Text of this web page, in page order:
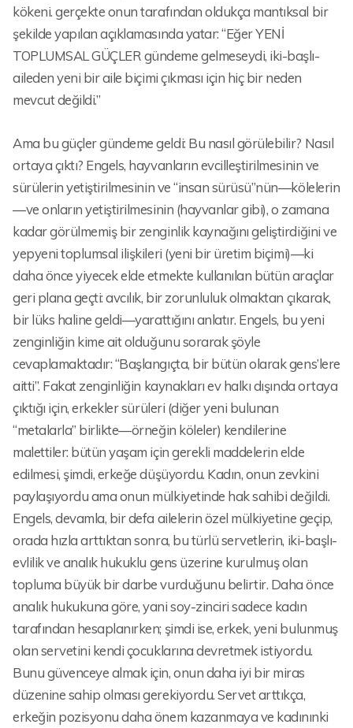
kökeni. gerçekte onun tarafından oldukça mantıksal bir
şekilde yapılan açıklamasında yatar: “Eğer YENİ
TOPLUMSAL GÜÇLER gündeme gelmeseydi, iki-başlı-
aileden yeni bir aile biçimi çıkması için hiç bir neden
mevcut değildi.”
Ama bu güçler gündeme geldi: Bu nasıl görülebilir? Nasıl
ortaya çıktı? Engels, hayvanların evcilleştirilmesinin ve
sürülerin yetiştirilmesinin ve “insan sürüsü”nün—kölelerin
—ve onların yetiştirilmesinin (hayvanlar gibi), o zamana
kadar görülmemiş bir zenginlik kaynağını geliştirdiğini ve
yepyeni toplumsal ilişkileri (yeni bir üretim biçimi)—ki
daha önce yiyecek elde etmekte kullanılan bütün araçlar
geri plana geçti: avcılık, bir zorunluluk olmaktan çıkarak,
bir lüks haline geldi—yarattığını anlatır. Engels, bu yeni
zenginliğin kime ait olduğunu sorarak şöyle
cevaplamaktadır: “Başlangıçta, bir bütün olarak gens’lere
aitti”. Fakat zenginliğin kaynakları ev halkı dışında ortaya
çıktığı için, erkekler sürüleri (diğer yeni bulunan
“metalarla” birlikte—örneğin köleler) kendilerine
malettiler: bütün yaşam için gerekli maddelerin elde
edilmesi, şimdi, erkeğe düşüyordu. Kadın, onun zevkini
paylaşıyordu ama onun mülkiyetinde hak sahibi değildi.
Engels, devamla, bir defa ailelerin özel mülkiyetine geçip,
orada hızla arttıktan sonra, bu türlü servetlerin, iki-başlı-
evlilik ve analık hukuklu gens üzerine kurulmuş olan
topluma büyük bir darbe vurduğunu belirtir. Daha önce
analık hukukuna göre, yani soy-zinciri sadece kadın
tarafından hesaplanırken; şimdi ise, erkek, yeni bulunmuş
olan servetini kendi çocuklarına devretmek istiyordu.
Bunu güvenceye almak için, onun daha iyi bir miras
düzenine sahip olması gerekiyordu. Servet arttıkça,
erkeğin pozisyonu daha önem kazanmaya ve kadınınki